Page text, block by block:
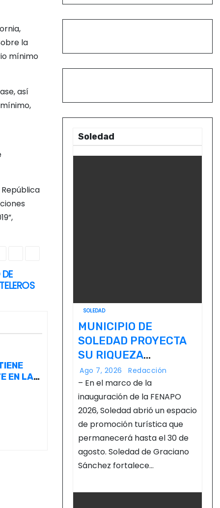
la
mínimo
así
EN LA
c
h
Soledad
SOLEDAD
MUNICIPIO DE
SOLEDAD PROYECTA
SU RIQUEZA
TURÍSTICA EN LA
FERIA NACIONAL
POTOSINA
Ago 7, 2026 Redacción
– En el marco de la
inauguración de la FENAPO
2026, Soledad abrió un espacio
de promoción turística que
permanecerá hasta el 30 de
agosto. Soledad de Graciano
Sánchez fortalece…